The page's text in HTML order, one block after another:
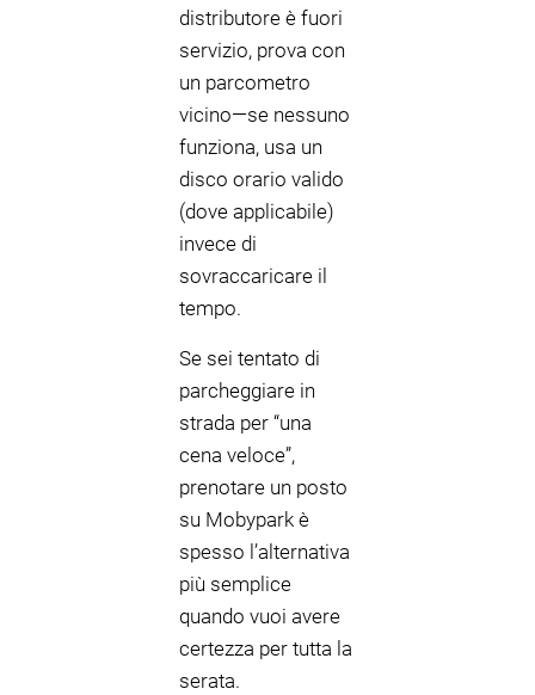
distributore è fuori
servizio, prova con
un parcometro
vicino—se nessuno
funziona, usa un
disco orario valido
(dove applicabile)
invece di
sovraccaricare il
tempo.
Se sei tentato di
parcheggiare in
strada per “una
cena veloce”,
prenotare un posto
su Mobypark è
spesso l’alternativa
più semplice
quando vuoi avere
certezza per tutta la
serata.